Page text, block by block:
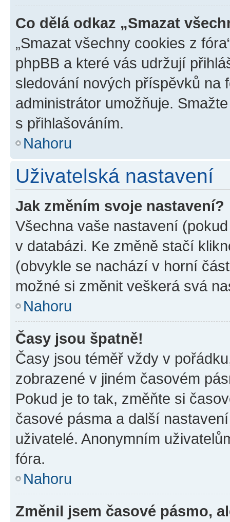
Co dělá odkaz „Smazat
„Smazat všechny cookies z
phpBB a které vás udržují
sledování nových příspěvků na
administrátor umožňuje.
s přihlašováním.
Nahoru
Uživatelská nastavení
Jak změním svoje nastavení?
Všechna vaše nastavení
v databázi. Ke změně stačí
(obvykle se nachází v horní
možné si změnit veškerá svá
Nahoru
Časy jsou špatně!
Časy jsou téměř vždy v
zobrazené v jiném časovém
Pokud je to tak, změňte si
časové pásma a další
uživatelé. Anonymním
fóra.
Nahoru
Změnil jsem časové pásmo,